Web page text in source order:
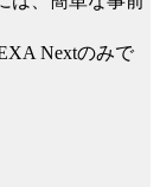
Nextのみで